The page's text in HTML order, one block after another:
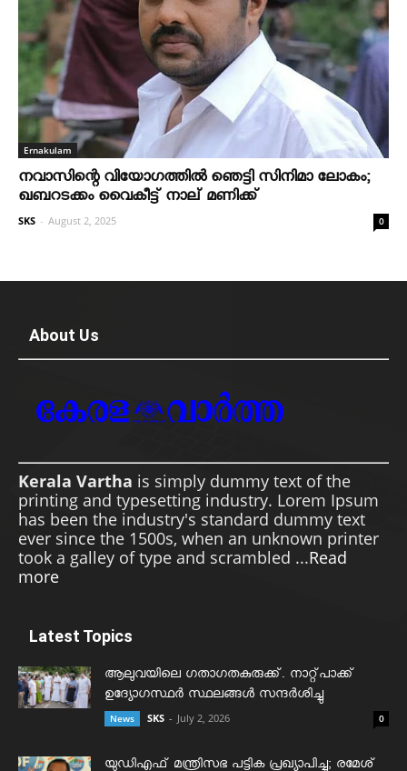
Ernakulam
നവാസിന്റെ വിയോഗത്തില്‍ ഞെട്ടി സിനിമാ ലോകം;
ഖബറടക്കം വൈകീട്ട് നാല് മണിക്ക്
SKS - August 2, 2025 0
About Us
Kerala Vartha is simply dummy text of the
printing and typesetting industry. Lorem Ipsum
has been the industry's standard dummy text
ever since the 1500s, when an unknown printer
took a galley of type and scrambled ...Read
more
Latest Topics
ആലുവയിലെ ഗതാഗതകുരുക്ക്. നാറ്റ്പാക്ക്
ഉദ്യോഗസ്ഥർ സ്ഥലങ്ങൾ സന്ദർശിച്ചു
News SKS - July 2, 2026 0
യുഡിഎഫ് മന്ത്രിസഭ പട്ടിക പ്രഖ്യാപിച്ചു; രമേശ്